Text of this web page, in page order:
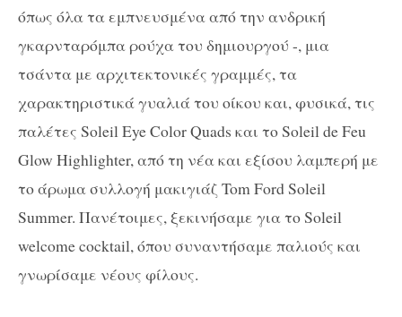
όπως όλα τα εμπνευσμένα από την ανδρική
γκαρνταρόμπα ρούχα του δημιουργού -, μια
τσάντα με αρχιτεκτονικές γραμμές, τα
χαρακτηριστικά γυαλιά του οίκου και, φυσικά, τις
παλέτες Soleil Eye Color Quads και το Soleil de Feu
Glow Highlighter, από τη νέα και εξίσου λαμπερή με
το άρωμα συλλογή μακιγιάζ Tom Ford Soleil
Summer. Πανέτοιμες, ξεκινήσαμε για το Soleil
welcome cocktail, όπου συναντήσαμε παλιούς και
γνωρίσαμε νέους φίλους.